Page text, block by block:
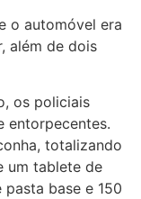
o automóvel era
além de dois
os policiais
entorpecentes.
totalizando
um tablete de
base e 150